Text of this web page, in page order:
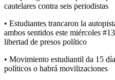
cautelares contra seis periodistas
• Estudiantes trancaron la
ambos sentidos este miércoles
libertad de presos político
• Movimiento estudiantil da 15
políticos o habrá movilizaciones